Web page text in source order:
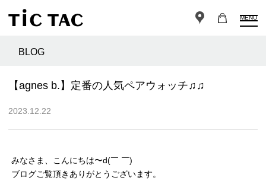
MENU
BLOG
【agnes b.】定番の人気ペアウォッチ♫♫
2023.12.22
みなさま、こんにちは〜d(￣ ￣)
ブログご覧頂きありがとうございます。